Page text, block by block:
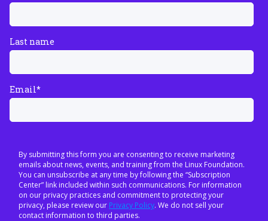
Last name
Email*
By submitting this form you are consenting to receive marketing
emails about news, events, and training from the Linux Foundation.
You can unsubscribe at any time by following the “Subscription
Center” link included within such communications. For information
on our privacy practices and commitment to protecting your
privacy, please review our Privacy Policy. We do not sell your
contact information to third parties.